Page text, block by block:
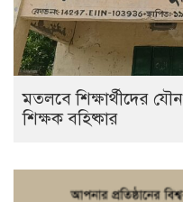
মতলবে শিক্ষার্থীদের
শিক্ষক বহিষ্কার